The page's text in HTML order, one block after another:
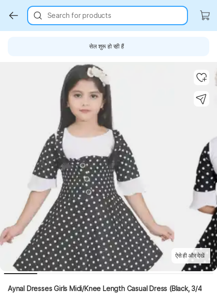
Search for products
सेल शुरू हो रही हैं
ऐसे ही और देखें
Aynal Dresses Girls Midi/Knee Length Casual Dress (Black, 3/4